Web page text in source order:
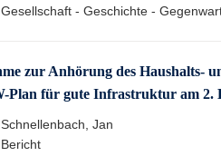
Gesellschaft - Geschichte -
zur Anhörung des Haushalts-
Plan für gute Infrastruktur am 2.
Schnellenbach, Jan
Bericht